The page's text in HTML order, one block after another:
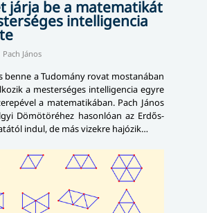
járja be a matematikát
intelligencia
Pach János
benne a Tudomány rovat mostanában
a mesterséges intelligencia egyre
a matematikában. Pach János
Dömötöréhez hasonlóan az Erdős-
indul, de más vizekre hajózik…